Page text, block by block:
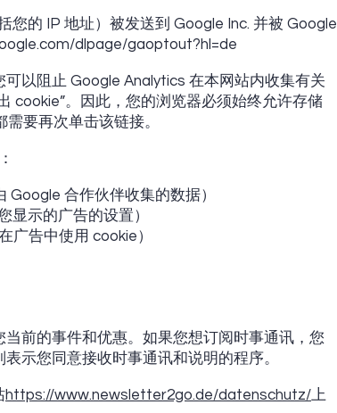
的 IP 地址）被发送到 Google Inc. 并被 Google
dlpage/gaoptout?hl=de
以阻止 Google Analytics 在本网站内收集有关
cookie”。因此，您的浏览器必须始终允许存储
要再次单击该链接。
Google 合作伙伴收集的数据）
显示的广告的设置）
广告中使用 cookie）
前的事件和优惠。如果您想订阅时事通讯，您
示您同意接收时事通讯和说明的程序。
https://www.newsletter2go.de/datenschutz/上